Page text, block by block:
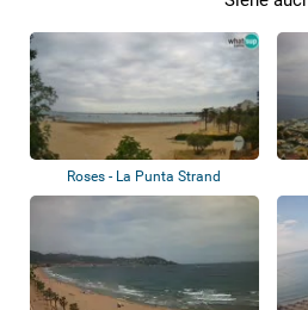
Roses - La Punta Strand